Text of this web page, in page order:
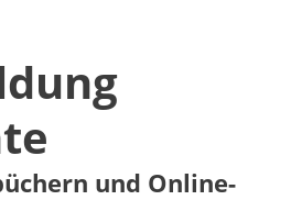
und Online-